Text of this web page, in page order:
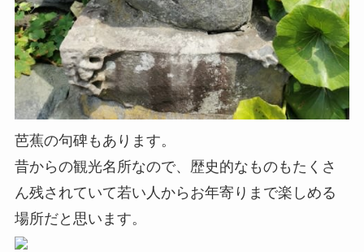
芭蕉の句碑もあります。
昔からの観光名所なので、歴史的なものもたくさ
ん残されていて若い人からお年寄りまで楽しめる
場所だと思います。